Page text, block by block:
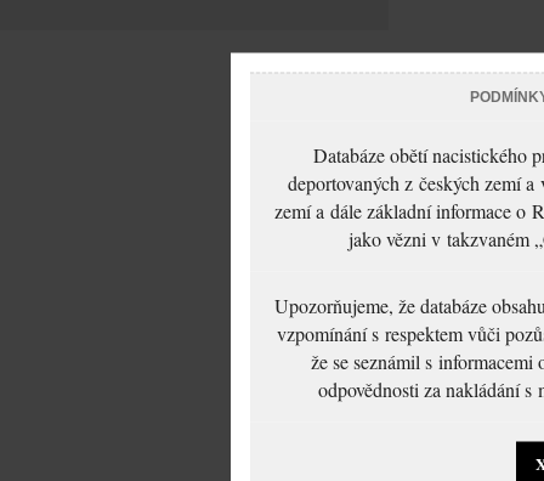
Databáze obětí nacistického
deportovaných z českých zemí
zemí a dále základní informace o
jako vězni v takzvaném
Upozorňujeme, že databáze
vzpomínání s respektem vůči
že se seznámil s
odpovědnosti za nakládání